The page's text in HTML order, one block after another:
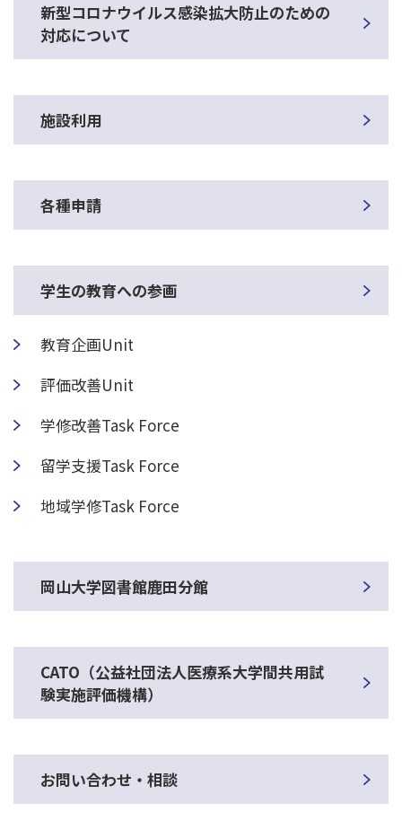
新型コロナウイルス感染拡大防止のための
対応について
施設利用
各種申請
学生の教育への参画
教育企画Unit
評価改善Unit
学修改善Task Force
留学支援Task Force
地域学修Task Force
岡山大学図書館鹿田分館
CATO（公益社団法人医療系大学間共用試
験実施評価機構）
お問い合わせ ・相談